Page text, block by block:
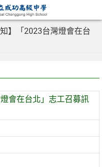
知】「2023台灣燈會在台
會在台北」志工召募訊